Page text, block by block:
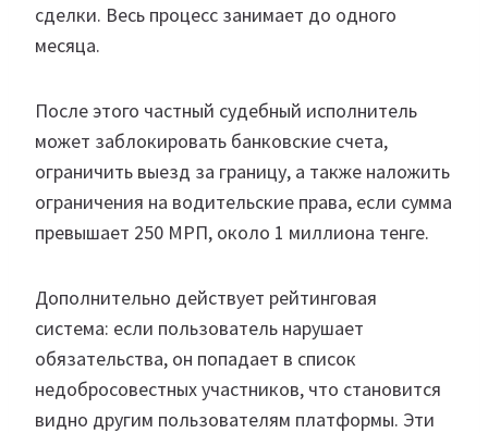
сделки. Весь процесс занимает до одного
месяца.
После этого частный судебный исполнитель
может заблокировать банковские счета,
ограничить выезд за границу, а также наложить
ограничения на водительские права, если сумма
превышает 250 МРП, около 1 миллиона тенге.
Дополнительно действует рейтинговая
система: если пользователь нарушает
обязательства, он попадает в список
недобросовестных участников, что становится
видно другим пользователям платформы. Эти